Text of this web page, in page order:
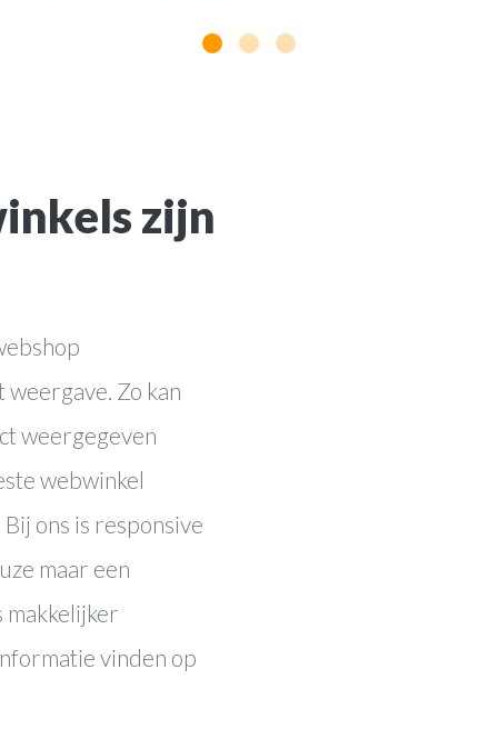
zijn
Zo kan
weergegeven
webwinkel
ons is responsive
maar een
makkelijker
vinden op